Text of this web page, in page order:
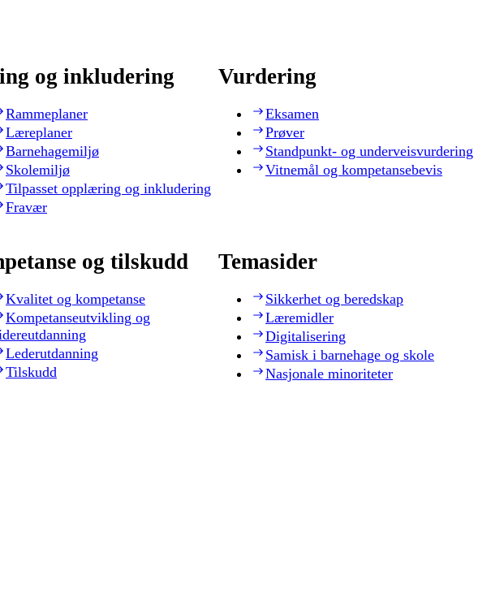
og inkludering
Rammeplaner
Læreplaner
Barnehagemiljø
Skolemiljø
Tilpasset opplæring og inkludering
Fravær
Vurdering
Eksamen
Prøver
Standpunkt- og underveisvurdering
Vitnemål og kompetansebevis
og tilskudd
Kvalitet og kompetanse
Kompetanseutvikling og
Lederutdanning
Tilskudd
Temasider
Sikkerhet og beredskap
Læremidler
Digitalisering
Samisk i barnehage og skole
Nasjonale minoriteter